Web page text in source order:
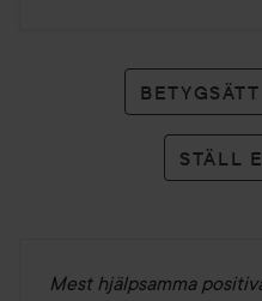
STÄLL
Mest hjälpsamma